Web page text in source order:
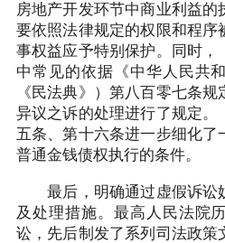
房地产开发环节中商业利益
要依照法律规定的权限和程序
事权益应予特别保护。同时，
中常见的依据《中华人民共
《民法典》）第八百零七条
异议之诉的处理进行了规定。
五条、第十六条进一步细化了
普通金钱债权执行的条件。
最后，明确通过虚假诉讼
及处理措施。最高人民法院
讼，先后制发了系列司法政策